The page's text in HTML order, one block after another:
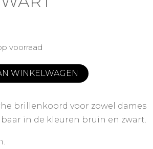
voorraad
WINKELWAGEN
brillenkoord voor zowel dames
in de kleuren bruin en zwart.